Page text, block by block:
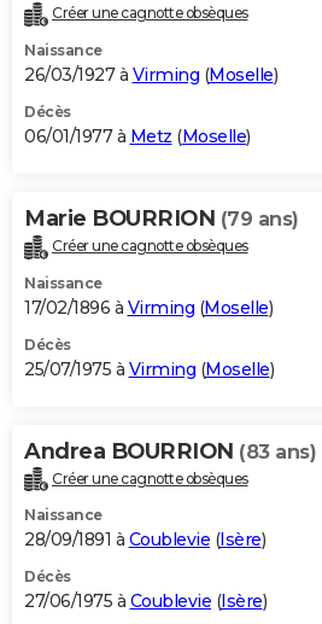
Créer une cagnotte obsèques
Naissance
26/03/1927 à Virming (Moselle)
Décès
06/01/1977 à Metz (Moselle)
Marie BOURRION (79 ans)
Créer une cagnotte obsèques
Naissance
17/02/1896 à Virming (Moselle)
Décès
25/07/1975 à Virming (Moselle)
Andrea BOURRION (83 ans)
Créer une cagnotte obsèques
Naissance
28/09/1891 à Coublevie (Isère)
Décès
27/06/1975 à Coublevie (Isère)